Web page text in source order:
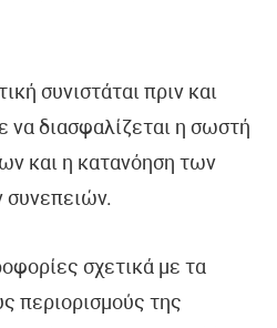
συνιστάται πριν και
να διασφαλίζεται η σωστή
και η κατανόηση των
συνεπειών.
σχετικά με τα
περιορισμούς της